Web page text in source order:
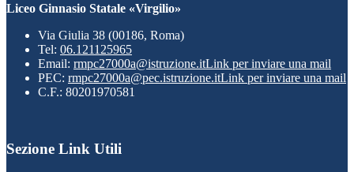
Liceo Ginnasio Statale «Virgilio»
Via Giulia 38 (00186, Roma)
Tel: 06.121125965
Email: rmpc27000a@istruzione.itLink per inviare una mail
PEC: rmpc27000a@pec.istruzione.itLink per inviare una mail
C.F.: 80201970581
Sezione Link Utili